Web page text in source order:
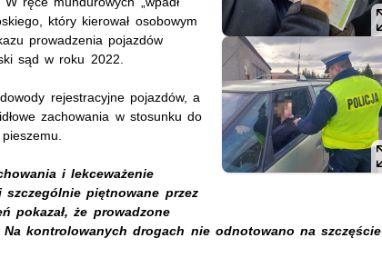
który kierował osobowym
prowadzenia pojazdów
sąd w roku 2022.
rejestracyjne pojazdów, a
zachowania w stosunku do
i lekceważenie
piętnowane przez
pokazał, że prowadzone
Na kontrolowanych drogach nie odnotowano na szczęście